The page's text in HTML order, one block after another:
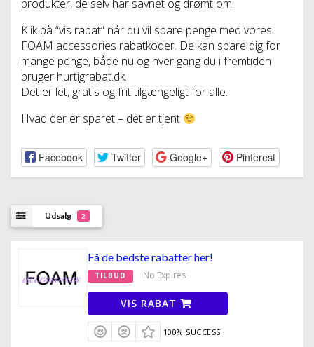
produkter, de selv har savnet og drømt om.
Klik på “vis rabat” når du vil spare penge med vores
FOAM accessories rabatkoder. De kan spare dig for
mange penge, både nu og hver gang du i fremtiden
bruger hurtigrabat.dk.
Det er let, gratis og frit tilgængeligt for alle.
Hvad der er sparet – det er tjent
Facebook Twitter Google+ Pinterest
Udsalg 2
Få de bedste rabatter her!
TILBUD No Expires
VIS RABAT
100% SUCCESS